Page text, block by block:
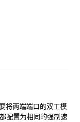
将两端端口的双工模
配置为相同的强制速